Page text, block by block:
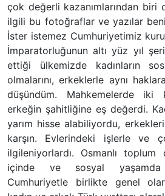
çok değerli kazanımlarından biri
ilgili bu fotoğraflar ve yazılar
İster istemez Cumhuriyetimiz
İmparatorluğunun altı yüz yıl
ettiği ülkemizde kadınların
olmalarını, erkeklerle aynı
düşündüm. Mahkemelerde iki
erkeğin şahitliğine eş değerdi.
yarım hisse alabiliyordu,
karşın. Evlerindeki işlerle ve
ilgileniyorlardı. Osmanlı toplum
içinde ve sosyal yaşamda
Cumhuriyetle birlikte genel